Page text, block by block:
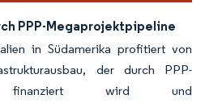
PPP-Megaprojektpipeline
in Südamerika profitiert von
der durch PPP-
finanziert wird und